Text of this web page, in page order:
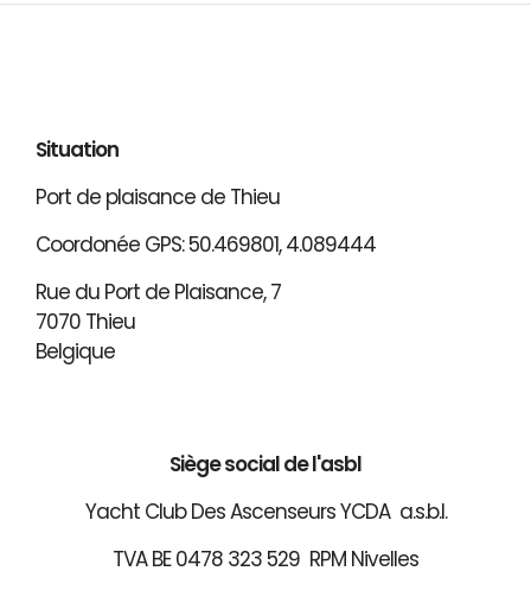
Situation
Port de plaisance de Thieu
Coordonée GPS: 50.469801, 4.089444
Rue du Port de Plaisance, 7
7070 Thieu
Belgique
Siège social de l'asbl
Yacht Club Des Ascenseurs YCDA a.s.b.l.
TVA BE 0478 323 529 RPM Nivelles